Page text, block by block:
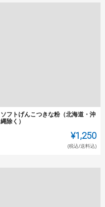
ソフトげんこつきな粉（北海道・沖
縄除く）
¥1,250
(税込/送料込)